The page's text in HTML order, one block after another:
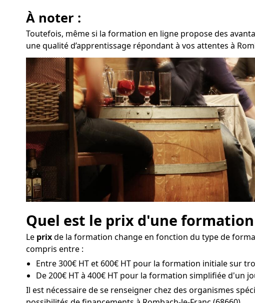
À noter :
Toutefois, même si la formation en ligne propose des
une qualité d’apprentissage répondant à vos attentes à
Quel est le prix d'une
Le prixde la formation change en fonction du type de
compris entre :
Entre 300€ HT et 600€ HT pour la formation initiale sur
De 200€ HT à 400€ HT pour la formation simplifiée d'un
Il est nécessaire de se renseigner chez des organismes